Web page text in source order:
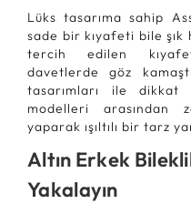
Lüks tasarıma sahip
sade bir kıyafeti bile
tercih edilen
davetlerde göz
tasarımları ile
modelleri arasından
yaparak ışıltılı bir tarz
Altın Erkek
Yakalayın